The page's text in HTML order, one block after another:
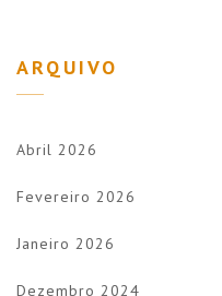
ARQUIVO
Abril 2026
Fevereiro 2026
Janeiro 2026
Dezembro 2024